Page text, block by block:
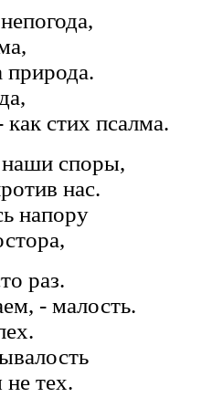
природа.
стих псалма.
споры,
нас.
напору
раз.
- малость.
тех.